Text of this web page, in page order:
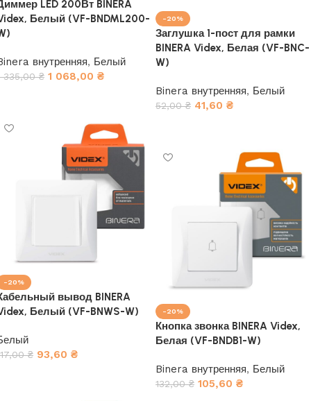
LED 200Вт BINERA
Белый (VF-BNDML200-
внутренняя, Белый
335,00₴ 1 068,00 ₴
-20%
Заглушка 1-пост для рамки
BINERA Videx, Белая (VF-BNC-
W)
Binera внутренняя, Белый
52,00₴ 41,60 ₴
-20%
вывод BINERA
Белый (VF-BNWS-W)
₴ 93,60 ₴
-20%
Кнопка звонка BINERA Videx,
Белая (VF-BNDB1-W)
Binera внутренняя, Белый
132,00₴ 105,60 ₴